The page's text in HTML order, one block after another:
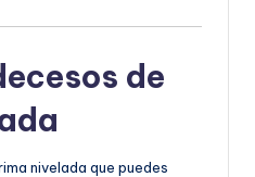
de
nivelada que puedes